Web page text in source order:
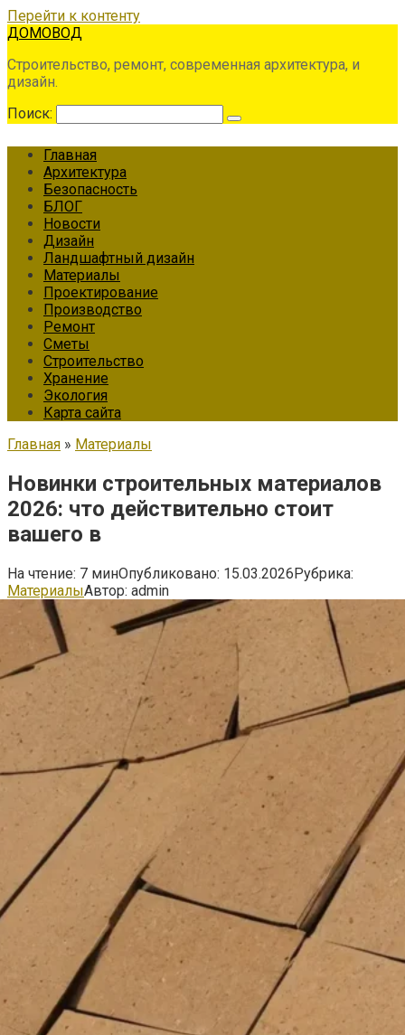
Перейти к контенту
ДОМОВОД
Строительство, ремонт, современная архитектура, и
дизайн.
Поиск:
Главная
Архитектура
Безопасность
БЛОГ
Новости
Дизайн
Ландшафтный дизайн
Материалы
Проектирование
Производство
Ремонт
Сметы
Строительство
Хранение
Экология
Карта сайта
Главная » Материалы
Новинки строительных материалов
2026: что действительно стоит
вашего в
На чтение: 7 минОпубликовано: 15.03.2026Рубрика:
МатериалыАвтор: admin